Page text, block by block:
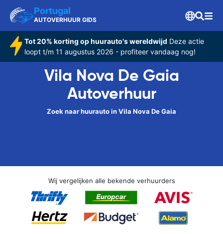
Portugal
AUTOVERHUUR GIDS
Tot 20% korting op huurauto's wereldwijd Deze actie
loopt t/m 11 augustus 2026 - profiteer vandaag nog!
Vila Nova De Gaia
Autoverhuur
Zoek naar huurauto in Vila Nova De Gaia
Wij vergelijken alle bekende verhuurders